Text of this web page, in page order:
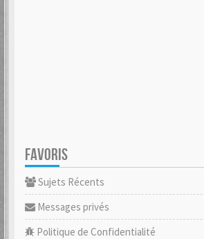
FAVORIS
Sujets Récents
Messages privés
Politique de Confidentialité